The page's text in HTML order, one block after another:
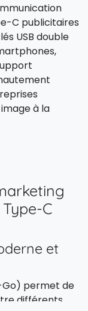
C publicitaires
USB double
à la
C
et
Go) permet de
différents